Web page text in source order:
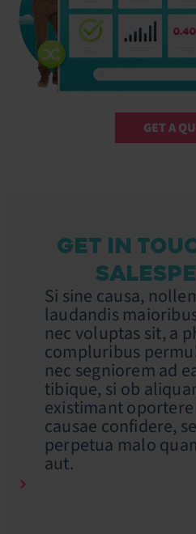
GET A
GET IN
Si sine causa,
laudandis
nec voluptas sit, a
compluribus
nec segniorem ad
tibique, si ob
existimant
causae confidere,
perpetua malo
aut.